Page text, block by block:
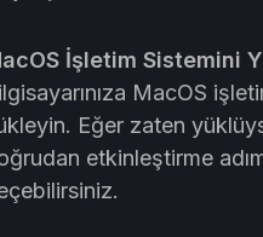
İşletim Sistemini
MacOS
Eğer zaten
etkinleştirme